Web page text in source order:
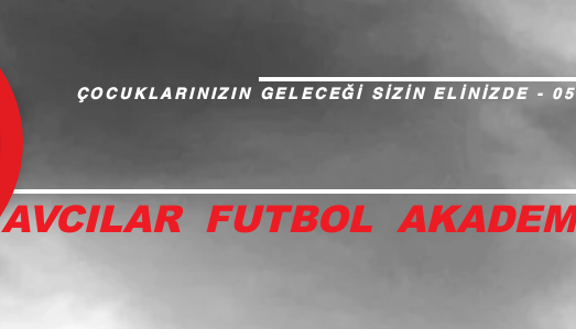
ÇOCUKLARINIZIN GELECEĞİ SİZİN ELİNİZDE -
AVCILAR FUTBOL